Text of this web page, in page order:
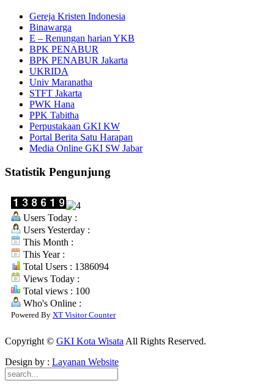
Gereja Kristen Indonesia
Binawarga
E – Renungan harian YKB
BPK PENABUR
BPK PENABUR Jakarta
UKRIDA
Univ Maranatha
STFT Jakarta
PWK Hana
PPK Tabitha
Perpustakaan GKI KW
Portal Berita Satu Harapan
Media Online GKI SW Jabar
Statistik Pengunjung
Users Today :
Users Yesterday :
This Month :
This Year :
Total Users : 1386094
Views Today :
Total views : 100
Who's Online :
Powered By XT Visitor Counter
Copyright © GKI Kota Wisata All Rights Reserved.
Design by : Layanan Website